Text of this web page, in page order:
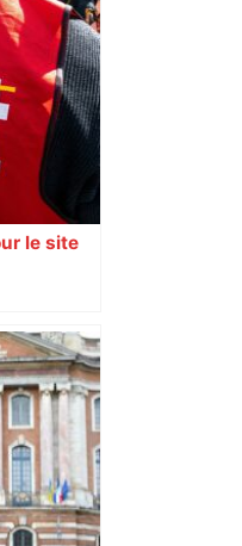
: voiture,
le site